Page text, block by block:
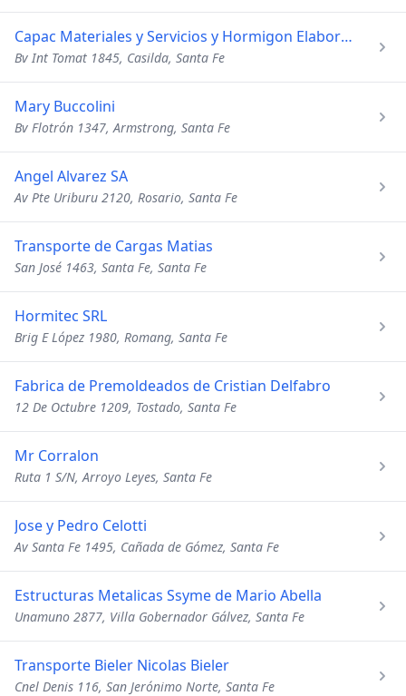
Capac Materiales y Servicios y Hormigon Elaborado
Bv Int Tomat 1845, Casilda, Santa Fe
Mary Buccolini
Bv Flotrón 1347, Armstrong, Santa Fe
Angel Alvarez SA
Av Pte Uriburu 2120, Rosario, Santa Fe
Transporte de Cargas Matias
San José 1463, Santa Fe, Santa Fe
Hormitec SRL
Brig E López 1980, Romang, Santa Fe
Fabrica de Premoldeados de Cristian Delfabro
12 De Octubre 1209, Tostado, Santa Fe
Mr Corralon
Ruta 1 S/N, Arroyo Leyes, Santa Fe
Jose y Pedro Celotti
Av Santa Fe 1495, Cañada de Gómez, Santa Fe
Estructuras Metalicas Ssyme de Mario Abella
Unamuno 2877, Villa Gobernador Gálvez, Santa Fe
Transporte Bieler Nicolas Bieler
Cnel Denis 116, San Jerónimo Norte, Santa Fe